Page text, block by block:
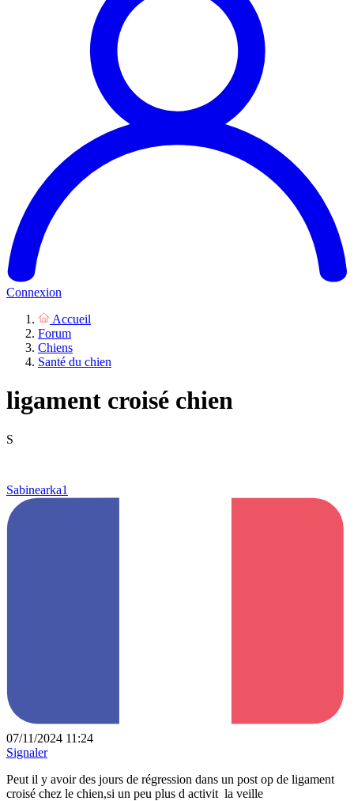
Connexion
Accueil
Forum
Chiens
Santé du chien
ligament croisé chien
S
Sabinearka1
07/11/2024 11:24
Signaler
Peut il y avoir des jours de régression dans un post op de ligament
croisé chez le chien,si un peu plus d activit la veille